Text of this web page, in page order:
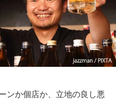
ンか個店か、立地の良し悪